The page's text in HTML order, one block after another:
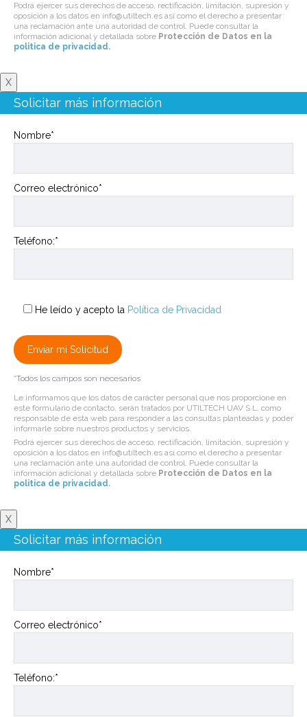
Podrá ejercer sus derechos de acceso, rectificación, limitación, supresión y
oposición a los datos en info@utiltech.es así como el derecho a presentar
una reclamación ante una autoridad de control. Puede consultar la
información adicional y detallada sobre Protección de Datos en la
politica de privacidad.
X
Solicitar más información
Nombre*
Correo electrónico*
Teléfono:*
He leído y acepto la Política de Privacidad
*Todos los campos son necesarios
Le informamos que los datos de carácter personal que nos proporcione en
este formulario de contacto, serán tratados por UTILTECH UAV S.L. como
responsable de esta web para responder a las consultas planteadas y poder
informarle sobre nuestros productos y servicios.
Podrá ejercer sus derechos de acceso, rectificación, limitación, supresión y
oposición a los datos en info@utiltech.es así como el derecho a presentar
una reclamación ante una autoridad de control. Puede consultar la
información adicional y detallada sobre Protección de Datos en la
politica de privacidad.
X
Solicitar más información
Nombre*
Correo electrónico*
Teléfono:*